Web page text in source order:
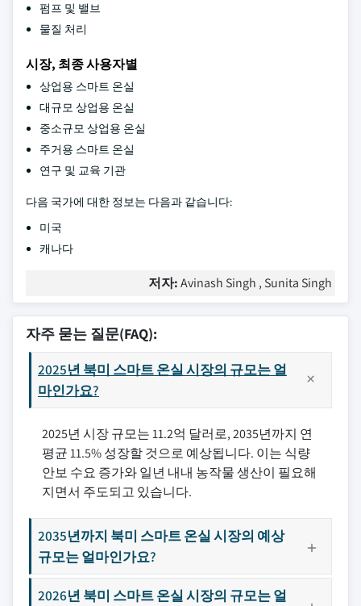
펌프 및 밸브
물질 처리
시장, 최종 사용자별
상업용 스마트 온실
대규모 상업용 온실
중소규모 상업용 온실
주거용 스마트 온실
연구 및 교육 기관
다음 국가에 대한 정보는 다음과 같습니다:
미국
캐나다
저자:Avinash Singh , Sunita Singh
자주 묻는 질문(FAQ):
2025년 북미 스마트 온실 시장의 규모는 얼
마인가요?
2025년 시장 규모는 11.2억 달러로, 2035년까지 연
평균 11.5% 성장할 것으로 예상됩니다. 이는 식량
안보 수요 증가와 일년 내내 농작물 생산이 필요해
지면서 주도되고 있습니다.
2035년까지 북미 스마트 온실 시장의 예상
규모는 얼마인가요?
2026년 북미 스마트 온실 시장의 규모는 얼